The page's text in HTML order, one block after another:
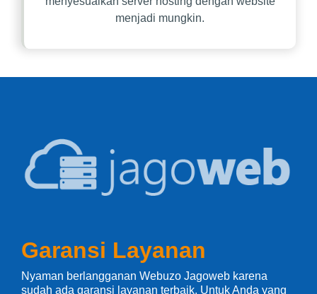
menjadi mungkin.
Garansi Layanan
Nyaman berlangganan Webuzo Jagoweb karena
sudah ada garansi layanan terbaik. Untuk Anda yang